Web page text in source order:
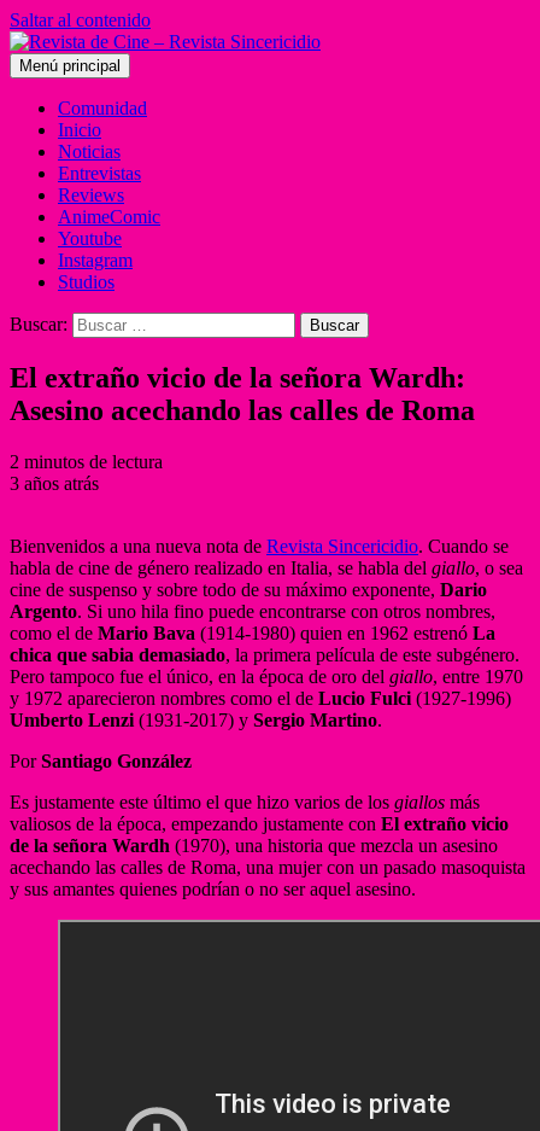
Saltar al contenido
Menú principal
Comunidad
Inicio
Noticias
Entrevistas
Reviews
AnimeComic
Youtube
Instagram
Studios
Buscar:
El extraño vicio de la señora Wardh:
Asesino acechando las calles de Roma
2 minutos de lectura
3 años atrás
Bienvenidos a una nueva nota de Revista Sincericidio. Cuando se
habla de cine de género realizado en Italia, se habla del giallo, o sea
cine de suspenso y sobre todo de su máximo exponente, Dario
Argento. Si uno hila fino puede encontrarse con otros nombres,
como el de Mario Bava (1914-1980) quien en 1962 estrenó La
chica que sabia demasiado, la primera película de este subgénero.
Pero tampoco fue el único, en la época de oro del giallo, entre 1970
y 1972 aparecieron nombres como el de Lucio Fulci (1927-1996)
Umberto Lenzi (1931-2017) y Sergio Martino.
PorSantiago González
Es justamente este último el que hizo varios de los giallos más
valiosos de la época, empezando justamente con El extraño vicio
de la señora Wardh (1970), una historia que mezcla un asesino
acechando las calles de Roma, una mujer con un pasado masoquista
y sus amantes quienes podrían o no ser aquel asesino.